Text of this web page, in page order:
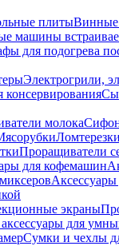
плиты
машины
для подогрева
Электрогрили,
консервирования
молока
Ломтерезки
Проращиватели
для кофемашин
экраны
для
Сумки и чехлы